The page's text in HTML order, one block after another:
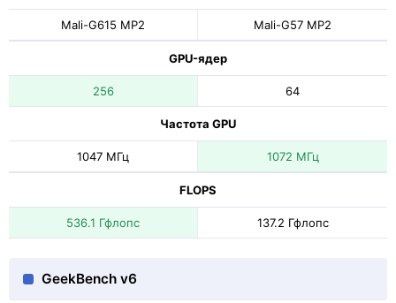
Mali-G615 MP2 Mali-G57 MP2
GPU-ядер
256 64
Частота GPU
1047 МГц 1072 МГц
FLOPS
536.1 Гфлопс 137.2 Гфлопс
GeekBench v6